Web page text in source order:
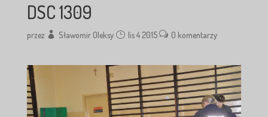
DSC 1309
przez Sławomir Oleksy lis 4 2015 0 komentarzy